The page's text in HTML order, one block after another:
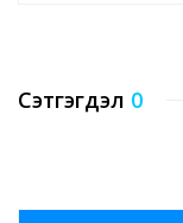
Сэтгэгдэл 0